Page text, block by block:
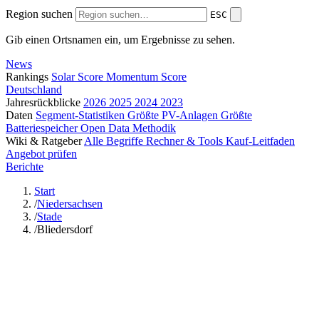
Region suchen ESC
Gib einen Ortsnamen ein, um Ergebnisse zu sehen.
News
Rankings Solar Score Momentum Score
Deutschland
Jahresrückblicke 2026 2025 2024 2023
Daten Segment-Statistiken Größte PV-Anlagen Größte
BatteriespeicherOpen Data Methodik
Wiki & Ratgeber Alle Begriffe Rechner & Tools Kauf-Leitfaden
Angebot prüfen
Berichte
Start
/Niedersachsen
/Stade
/Bliedersdorf